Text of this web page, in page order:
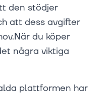
den stödjer
att dess avgifter
du köper
några viktiga
plattformen har